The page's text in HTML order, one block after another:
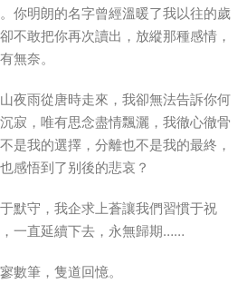
你明朗的名字曾經溫暖了我以往的歲
不敢把你再次讀出，放縱那種感情，
無奈。
夜雨從唐時走來，我卻無法告訴你何
寂，唯有思念盡情飄灑，我徹心徹骨
是我的選擇，分離也不是我的最終，
感悟到了别後的悲哀？
默守，我企求上蒼讓我們習慣于祝
一直延續下去，永無歸期……
數筆，隻道回憶。